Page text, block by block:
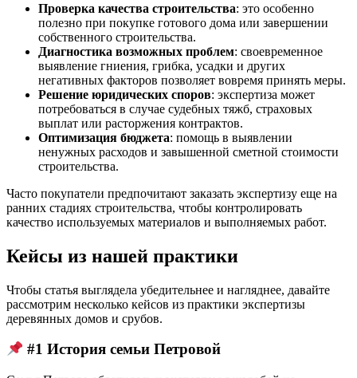
Проверка качества строительства: это особенно
полезно при покупке готового дома или завершении
собственного строительства.
Диагностика возможных проблем: своевременное
выявление гниения, грибка, усадки и других
негативных факторов позволяет вовремя принять меры.
Решение юридических споров: экспертиза может
потребоваться в случае судебных тяжб, страховых
выплат или расторжения контрактов.
Оптимизация бюджета: помощь в выявлении
ненужных расходов и завышенной сметной стоимости
строительства.
Часто покупатели предпочитают заказать экспертизу еще на
ранних стадиях строительства, чтобы контролировать
качество используемых материалов и выполняемых работ.
Кейсы из нашей практики
Чтобы статья выглядела убедительнее и нагляднее, давайте
рассмотрим несколько кейсов из практики экспертизы
деревянных домов и срубов.
#1 История семьи Петровой